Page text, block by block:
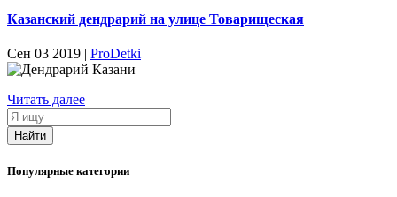
Казанский дендрарий на улице Товарищеская
Сен 03 2019 | ProDetki
Читать далее
Я
ищу
Найти
Популярные категории